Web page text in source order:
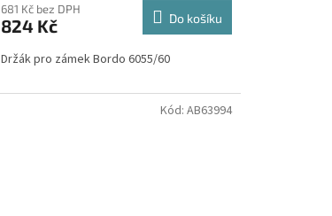
681 Kč bez DPH
824 Kč Do košíku
Držák pro zámek Bordo 6055/60
Kód: AB63994